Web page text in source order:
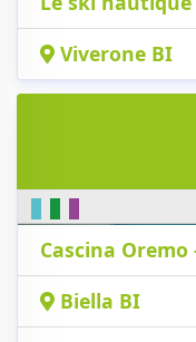
Viverone BI
Cascina Oremo
Biella BI